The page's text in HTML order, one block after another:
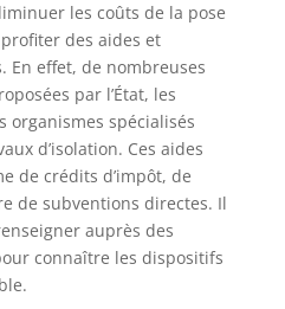
les coûts de la pose
des aides et
En effet, de nombreuses
par l’État, les
organismes spécialisés
d’isolation. Ces aides
de crédits d’impôt, de
de subventions directes. Il
auprès des
connaître les dispositifs